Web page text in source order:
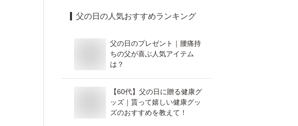
父の日 の人気おすすめランキング
父の日のプレゼント｜腰痛持
ちの父が喜ぶ人気アイテム
は？
【60代】父の日に贈る健康グ
ッズ｜貰って嬉しい健康グッ
ズのおすすめを教えて！